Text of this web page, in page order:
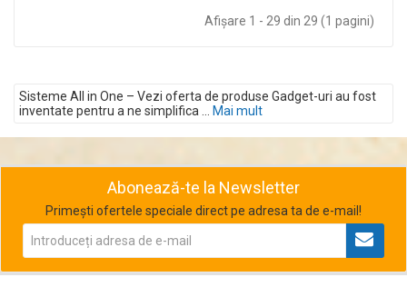
Afişare 1 - 29 din 29 (1 pagini)
Sisteme All in One – Vezi oferta de produse Gadget-uri au fost
inventate pentru a ne simplifica ... Mai mult
Abonează-te la Newsletter
Primești ofertele speciale direct pe adresa ta de e-mail!